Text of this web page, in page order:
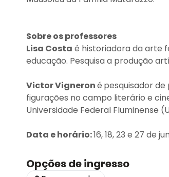
Sobre os professores
Lisa Costa é historiadora da arte
educação. Pesquisa a produção
Victor Vigneroné pesquisador de
figurações no campo literário e
Universidade Federal Fluminense
Data e horário:16, 18, 23 e 27 de
Opções de ingresso